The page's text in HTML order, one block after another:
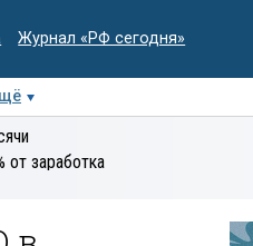
Журнал «РФ сегодня»
экспертиза
от заработка